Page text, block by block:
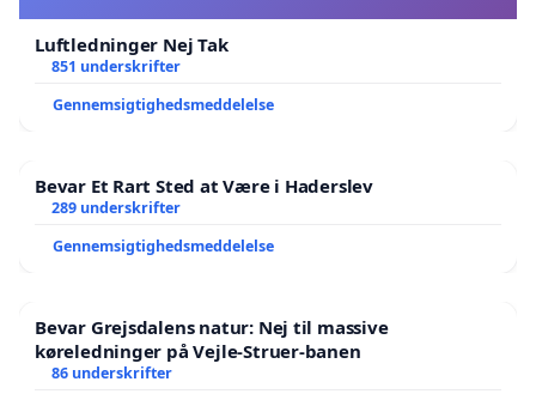
Luftledninger Nej Tak
851 underskrifter
Gennemsigtighedsmeddelelse
Bevar Et Rart Sted at Være i Haderslev
289 underskrifter
Gennemsigtighedsmeddelelse
Bevar Grejsdalens natur: Nej til massive
køreledninger på Vejle-Struer-banen
86 underskrifter